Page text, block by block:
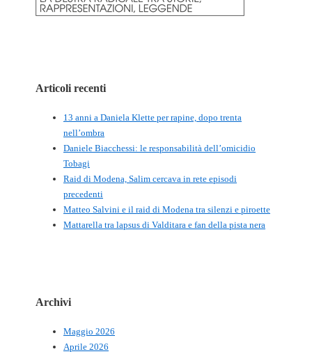
Articoli recenti
13 anni a Daniela Klette per rapine, dopo trenta
nell’ombra
Daniele Biacchessi: le responsabilità dell’omicidio
Tobagi
Raid di Modena, Salim cercava in rete episodi
precedenti
Matteo Salvini e il raid di Modena tra silenzi e piroette
Mattarella tra lapsus di Valditara e fan della pista nera
Archivi
Maggio 2026
Aprile 2026